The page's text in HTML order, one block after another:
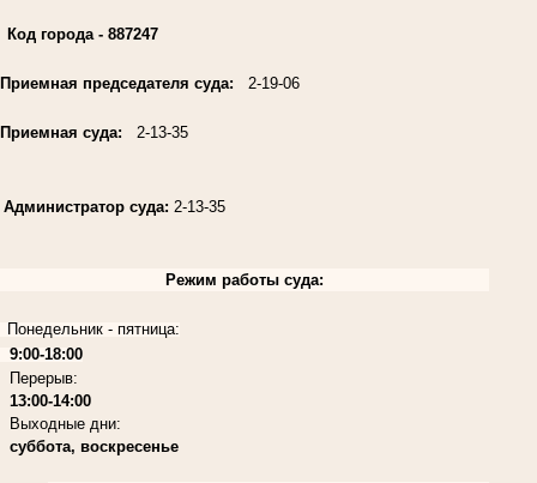
Код города- 887247
Приемная председателя суда: 2-19-06
Приемная суда: 2-13-35
Администратор суда: 2-13-35
Режим работы суда:
Понедельник - пятница:
9:00-18:00
Перерыв:
13:00-14:00
Выходные дни:
суббота, воскресенье